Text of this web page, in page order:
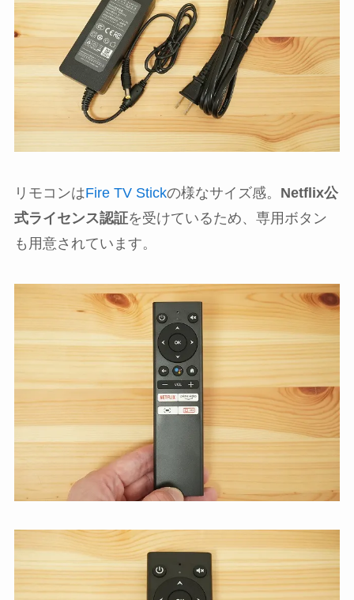
リモコンはFire TV Stickの様なサイズ感。 Netflix公
式ライセンス認証を受けているため、専用ボタン
も用意されています。